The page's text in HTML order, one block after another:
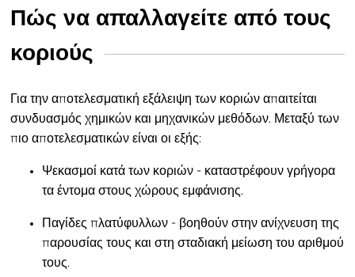
Πώς να απαλλαγείτε από τους
κοριούς
Για την αποτελεσματική εξάλειψη των κοριών απαιτείται
συνδυασμός χημικών και μηχανικών μεθόδων. Μεταξύ των
πιο αποτελεσματικών είναι οι εξής:
Ψεκασμοί κατά των κοριών - καταστρέφουν γρήγορα
τα έντομα στους χώρους εμφάνισης.
Παγίδες πλατύφυλλων - βοηθούν στην ανίχνευση της
παρουσίας τους και στη σταδιακή μείωση του αριθμού
τους.